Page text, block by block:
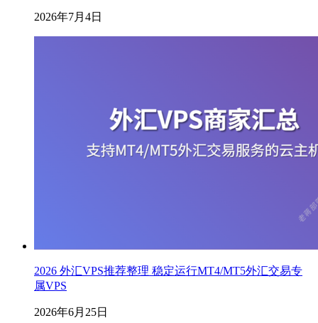
2026年7月4日
2026 外汇VPS推荐整理 稳定运行MT4/MT5外汇交易专
属VPS
2026年6月25日